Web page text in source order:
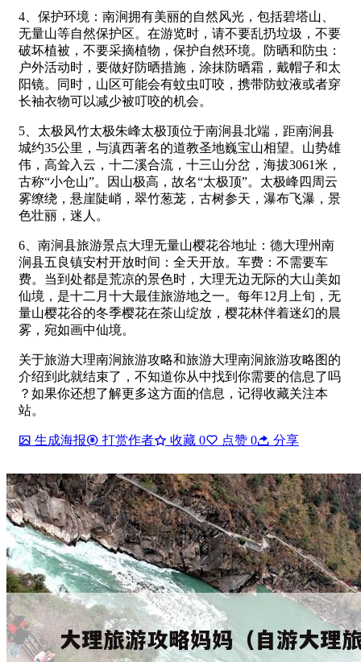
4、保护环境：南涧拥有美丽的自然风光，包括碧塔山、
无量山等自然保护区。在游览时，请不要乱扔垃圾，不要
破坏植被，不要采摘植物，保护自然环境。防晒和防虫：
户外活动时，要做好防晒措施，涂抹防晒霜，戴帽子和太
阳镜。同时，山区可能会有蚊虫叮咬，携带防蚊液或者穿
长袖衣物可以减少被叮咬的机会。
5、太极风竹太极朱峰太极顶位于南涧县北端，距南涧县
城约35公里，与滇西著名的道教圣地巍宝山相望。山势雄
伟，高耸入云，十二溪合流，十三山分岔，海拔3061米，
古称“小仓山”。因山极高，故名“太极顶”。太极峰四周云
雾缭绕，悬崖陡峭，翠竹葱茏，古树参天，瀑布飞瀑，景
色壮丽，迷人。
6、南涧县旅游景点大理无量山樱花谷地址：德大理州南
涧县五良镇安村开放时间：全天开放。车费：不需要车
费。当到处都是荒凉的景色时，大理无边无际的大山美如
仙境，是十二月十大最佳旅游地之一。每年12月上旬，无
量山樱花谷的冬季樱花在茶山绽放，樱花林伴着迷幻的晨
雾，宛如画中仙境。
关于旅游大理南涧旅游攻略和旅游大理南涧旅游攻略图的
介绍到此就结束了，不知道你从中找到你需要的信息了吗
？如果你还想了解更多这方面的信息，记得收藏关注本
站。
生成海报 打赏作者 收藏 0 点赞 0 分享